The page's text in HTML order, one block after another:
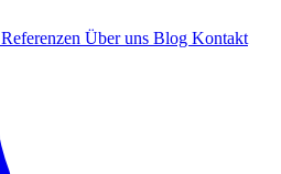
Referenzen Über uns Blog Kontakt